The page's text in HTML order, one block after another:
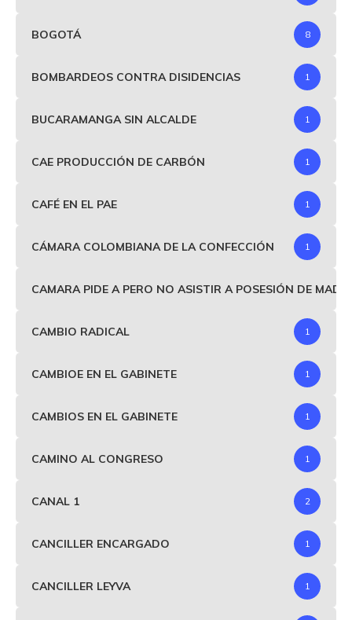
BOGOTÁ 8
BOMBARDEOS CONTRA DISIDENCIAS 1
BUCARAMANGA SIN ALCALDE 1
CAE PRODUCCIÓN DE CARBÓN 1
CAFÉ EN EL PAE 1
CÁMARA COLOMBIANA DE LA CONFECCIÓN 1
CAMARA PIDE A PERO NO ASISTIR A POSESIÓN DE
CAMBIO RADICAL 1
CAMBIOE EN EL GABINETE 1
CAMBIOS EN EL GABINETE 1
CAMINO AL CONGRESO 1
CANAL 1 2
CANCILLER ENCARGADO 1
CANCILLER LEYVA 1